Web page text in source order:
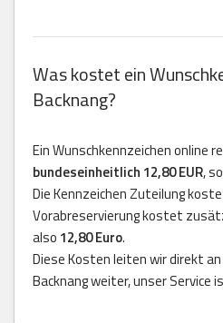
Was kostet ein
Backnang?
Ein Wunschkennzeichen online
bundeseinheitlich 12,80 EUR,
Die Kennzeichen Zuteilung
Vorabreservierung kostet
also 12,80 Euro.
Diese Kosten leiten wir direkt
Backnang weiter, unser Service